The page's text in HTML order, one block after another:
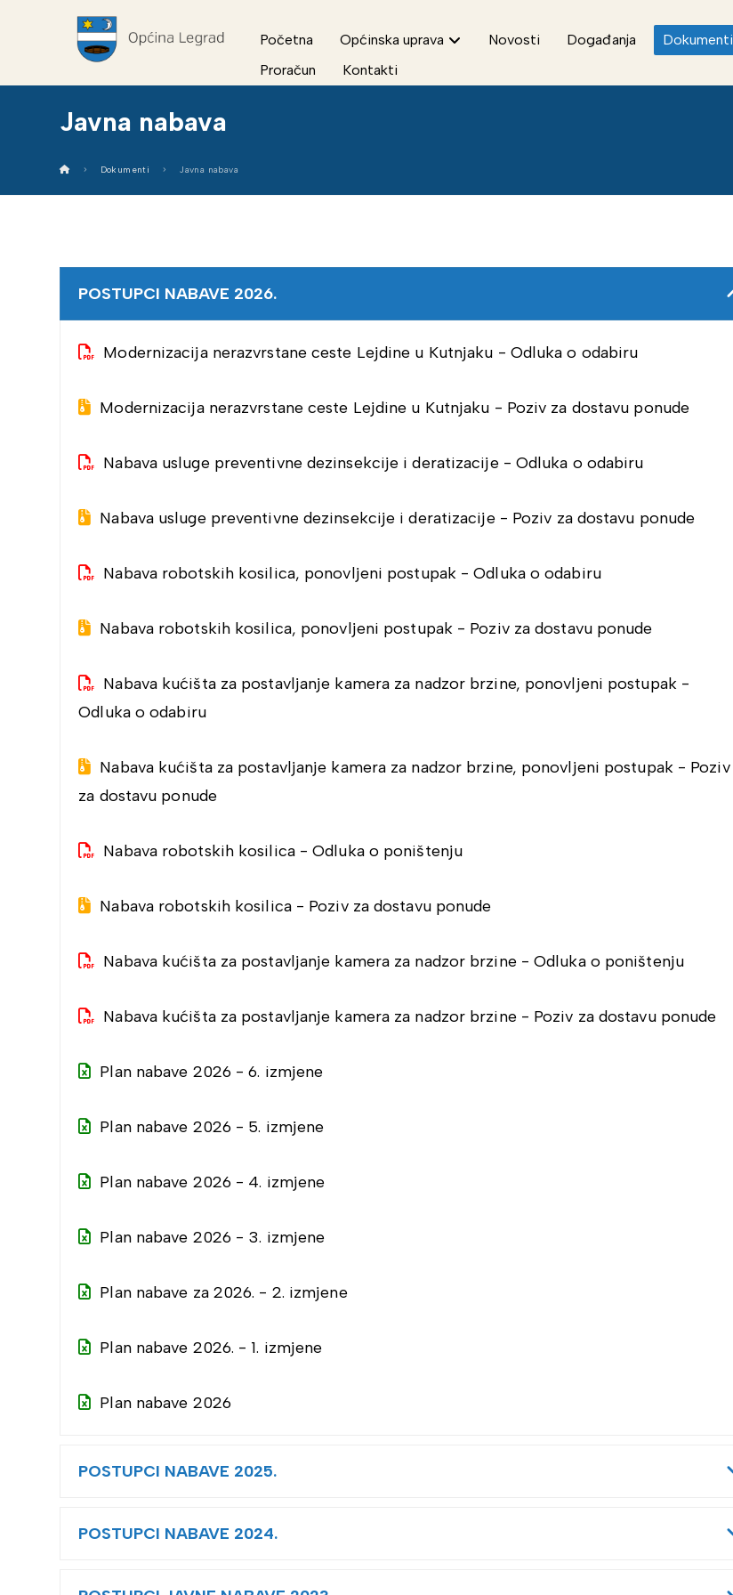
Početna Općinska uprava Novosti Događanja Dokumenti
Proračun
Kontakti
Javna nabava
Dokumenti Javna nabava
POSTUPCI NABAVE 2026.
Modernizacija nerazvrstane ceste Lejdine u Kutnjaku - Odluka o odabiru
Modernizacija nerazvrstane ceste Lejdine u Kutnjaku - Poziv za dostavu ponude
Nabava usluge preventivne dezinsekcije i deratizacije - Odluka o odabiru
Nabava usluge preventivne dezinsekcije i deratizacije - Poziv za dostavu ponude
Nabava robotskih kosilica, ponovljeni postupak - Odluka o odabiru
Nabava robotskih kosilica, ponovljeni postupak - Poziv za dostavu ponude
Nabava kućišta za postavljanje kamera za nadzor brzine, ponovljeni postupak -
Odluka o odabiru
Nabava kućišta za postavljanje kamera za nadzor brzine, ponovljeni postupak - Poziv
za dostavu ponude
Nabava robotskih kosilica - Odluka o poništenju
Nabava robotskih kosilica - Poziv za dostavu ponude
Nabava kućišta za postavljanje kamera za nadzor brzine - Odluka o poništenju
Nabava kućišta za postavljanje kamera za nadzor brzine - Poziv za dostavu ponude
Plan nabave 2026 - 6. izmjene
Plan nabave 2026 - 5. izmjene
Plan nabave 2026 - 4. izmjene
Plan nabave 2026 - 3. izmjene
Plan nabave za 2026. - 2. izmjene
Plan nabave 2026. - 1. izmjene
Plan nabave 2026
POSTUPCI NABAVE 2025.
POSTUPCI NABAVE 2024.